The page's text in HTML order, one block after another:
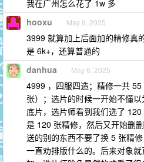
我在广州怎么花了 1w 多
hooxu May 6, 2025
3999 就算加上后面加的精修真
是 6k+，还算普通的
danhua May 6, 2025
4999 ，四服四造；精修一共
张）；选片的时候一开始不懂
底片，选片师看到我们选了
是 120 张精修，然后又开始删
送的别的东西不要了换 5 张精
一直劝排版什么的。后来对象